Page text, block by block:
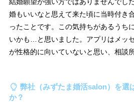
婚もいいなと思えて来た頃に当時付き
ったことです。この気持ちがあるうち
いかも…と思いました。アプリはメッ
が性格的に向いていないと思い、相談
弊社（みずたま婚活salon）を選
か？